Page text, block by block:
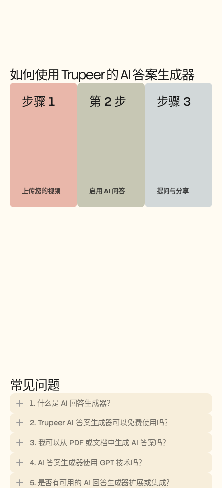
如何使用 Trupeer 的 AI 答案生成器
步骤 1
上传您的视频
第 2 步
启用 AI 问答
步骤 3
提问与分享
常见问题
1. 什么是 AI 回答生成器？
2. Trupeer AI 答案生成器可以免费使用吗？
3. 我可以从 PDF 或文档中生成 AI 答案吗？
4. AI 答案生成器使用 GPT 技术吗？
5. 是否有可用的 AI 回答生成器扩展或集成？